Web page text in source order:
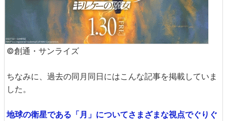
©創通・サンライズ
ちなみに、過去の同月同日にはこんな記事を掲載していま
した。
地球の衛星である「月」についてさまざまな視点でぐりぐ